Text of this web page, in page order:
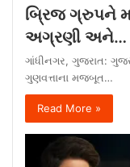
બ્રિજ ગ્રુપને
અગ્રણી અને…
ગાંધીનગર, ગુજરાત:
ગુણવત્તાના મજબૂત…
Read More »